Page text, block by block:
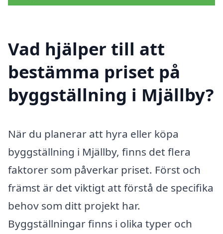
Vad hjälper till att
bestämma priset på
byggställning i Mjällby?
När du planerar att hyra eller köpa
byggställning i Mjällby, finns det flera
faktorer som påverkar priset. Först och
främst är det viktigt att förstå de specifika
behov som ditt projekt har.
Byggställningar finns i olika typer och